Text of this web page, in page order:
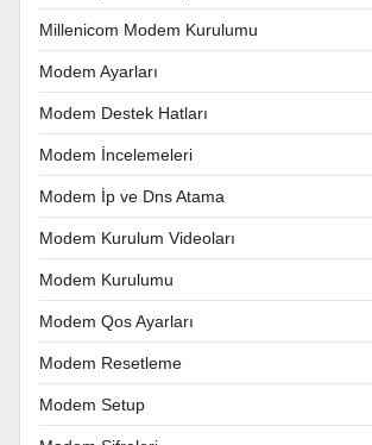
Millenicom Modem Kurulumu
Modem Ayarları
Modem Destek Hatları
Modem İncelemeleri
Modem İp ve Dns Atama
Modem Kurulum Videoları
Modem Kurulumu
Modem Qos Ayarları
Modem Resetleme
Modem Setup